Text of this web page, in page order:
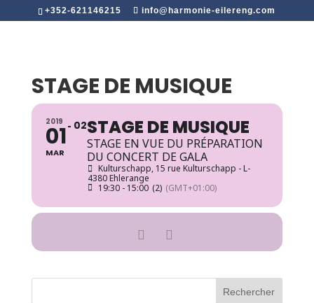
+352-621146215 info@harmonie-eilereng.com
STAGE DE MUSIQUE
2019
01
MAR
02STAGE DE MUSIQUE
STAGE EN VUE DU PRÉPARATION
DU CONCERT DE GALA
Kulturschapp, 15 rue Kulturschapp - L-
4380 Ehlerange
19:30 - 15:00 (2) (GMT+01:00)